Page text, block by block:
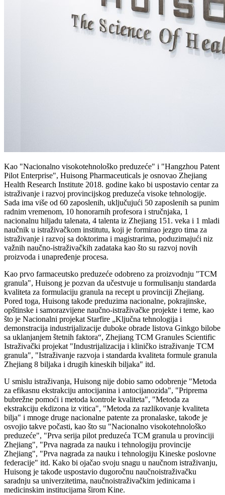
Kao "Nacionalno visokotehnološko preduzeće" i "Hangzhou Patent
Pilot Enterprise", Huisong Pharmaceuticals je osnovao Zhejiang
Health Research Institute 2018. godine kako bi uspostavio centar za
istraživanje i razvoj provincijskog preduzeća visoke tehnologije.
Sada ima više od 60 zaposlenih, uključujući 50 zaposlenih sa punim
radnim vremenom, 10 honorarnih profesora i stručnjaka, 1
nacionalnu hiljadu talenata, 4 talenta iz Zhejiang 151. veka i 1 mladi
naučnik u istraživačkom institutu, koji je formirao jezgro tima za
istraživanje i razvoj sa doktorima i magistrarima, poduzimajući niz
važnih naučno-istraživačkih zadataka kao što su razvoj novih
proizvoda i unapređenje procesa.
Kao prvo farmaceutsko preduzeće odobreno za proizvodnju "TCM
granula", Huisong je pozvan da učestvuje u formulisanju standarda
kvaliteta za formulaciju granula na recept u provinciji Zhejiang.
Pored toga, Huisong takođe preduzima nacionalne, pokrajinske,
opštinske i samorazvijene naučno-istraživačke projekte i teme, kao
što je Nacionalni projekat Starfire „Ključna tehnologija i
demonstracija industrijalizacije duboke obrade listova Ginkgo bilobe
sa uklanjanjem štetnih faktora“, Zhejiang TCM Granules Scientific
Istraživački projekat "Industrijalizacija i kliničko istraživanje TCM
granula", "Istraživanje razvoja i standarda kvaliteta formule granula
Zhejiang 8 biljaka i drugih kineskih biljaka" itd.
U smislu istraživanja, Huisong nije dobio samo odobrenje "Metoda
za efikasnu ekstrakciju antocijanina i antocijanozida", "Priprema
bubrežne pomoći i metoda kontrole kvaliteta", "Metoda za
ekstrakciju ekdizona iz vitica", "Metoda za razlikovanje kvaliteta
bilja" i mnoge druge nacionalne patente za pronalaske, takođe je
osvojio takve počasti, kao što su "Nacionalno visokotehnološko
preduzeće", "Prva serija pilot preduzeća TCM granula u provinciji
Zhejiang", "Prva nagrada za nauku i tehnologiju provincije
Zhejiang", "Prva nagrada za nauku i tehnologiju Kineske poslovne
federacije" itd. Kako bi ojačao svoju snagu u naučnom istraživanju,
Huisong je takođe uspostavio dugoročnu naučnoistraživačku
saradnju sa univerzitetima, naučnoistraživačkim jedinicama i
medicinskim institucijama širom Kine.